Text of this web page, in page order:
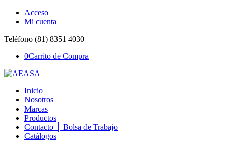
Acceso
Mi cuenta
Teléfono (81) 8351 4030
0Carrito de Compra
Inicio
Nosotros
Marcas
Productos
Contacto │ Bolsa de Trabajo
Catálogos